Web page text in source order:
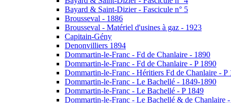
Bayard & Saint-Dizier - Fascicule n° 5
Brousseval - 1886
Brousseval - Matériel d'usines à gaz - 1923
Capitain-Gény
Denonvilliers 1894
Dommartin-le-Franc - Fd de Chanlaire - 1890
Dommartin-le-Franc - Fd de Chanlaire - P 1890
Dommartin-le-Franc - Héritiers Fd de Chanlaire - P
Dommartin-le-Franc - Le Bachellé - 1849-1890
Dommartin-le-Franc - Le Bachellé - P 1849
Dommartin-le-Franc - Le Bachellé & de Chanlaire